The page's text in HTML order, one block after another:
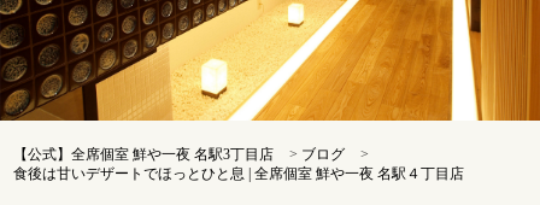
【公式】全席個室 鮮や一夜 名駅3丁目店 > ブログ
>
食後は甘いデザートでほっとひと息 | 全席個室 鮮や一夜 名駅４丁目店